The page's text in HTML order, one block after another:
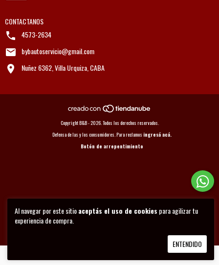
Al navegar por este sitioaceptás el uso de cookies para agilizar tu
experiencia de compra.
ENTENDIDO
CONTACTANOS
4573-2634
bybautoservicio@gmail.com
Nuñez 6362, Villa Urquiza, CABA
Copyright B&B - 2026. Todos los derechos reservados.
Defensa de las y los consumidores. Para reclamos ingresá acá.
Botón de arrepentimiento